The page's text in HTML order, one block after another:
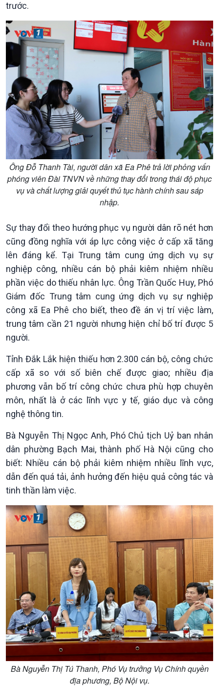
Chính trị
Tin Chính trị
Xây dựng đảng
Đảng trong cuộc sống
Nhận diện sự thật
Pháp luật và đời sống
Thế giới
Tin thế giới
Vấn đề quốc tế
Thế giới & Việt Nam
Biên cương - Một dải vững
bền
Kinh tế
Tin Kinh tế
Trước giờ mở cửa
Dòng chảy Kinh tế
Sức sống hàng Việt
Khởi nghiệp
Tuyên chiến với gian lận
thương mại
Nông nghiệp & Biển đảo
Mùa vàng
Biển đảo Việt Nam
Tâm tình biên giới và hải
đảo
Tìm hiểu biển, đảo Việt
Nam
trước.
Ông Đỗ Thanh Tài, người dân xã Ea Phê trả lời phỏng vấn
phóng viên Đài TNVN về những thay đổi trong thái độ phục
vụ và chất lượng giải quyết thủ tục hành chính sau sáp
nhập.
Sự thay đổi theo hướng phục vụ người dân rõ nét hơn
cũng đồng nghĩa với áp lực công việc ở cấp xã tăng
lên đáng kể. Tại Trung tâm cung ứng dịch vụ sự
nghiệp công, nhiều cán bộ phải kiêm nhiệm nhiều
phần việc do thiếu nhân lực. Ông Trần Quốc Huy, Phó
Giám đốc Trung tâm cung ứng dịch vụ sự nghiệp
công xã Ea Phê cho biết, theo đề án vị trí việc làm,
trung tâm cần 21 người nhưng hiện chỉ bố trí được 5
người.
Tỉnh Đắk Lắk hiện thiếu hơn 2.300 cán bộ, công chức
cấp xã so với số biên chế được giao; nhiều địa
phương vẫn bố trí công chức chưa phù hợp chuyên
môn, nhất là ở các lĩnh vực y tế, giáo dục và công
nghệ thông tin.
Bà Nguyễn Thị Ngọc Anh, Phó Chủ tịch Uỷ ban nhân
dân phường Bạch Mai, thành phố Hà Nội cũng cho
biết: Nhiều cán bộ phải kiêm nhiệm nhiều lĩnh vực,
dẫn đến quá tải, ảnh hưởng đến hiệu quả công tác và
tinh thần làm việc.
Bà Nguyễn Thị Tú Thanh, Phó Vụ trưởng Vụ Chính quyền
địa phương, Bộ Nội vụ.